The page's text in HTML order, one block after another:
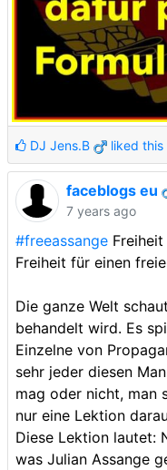
DJ Jens.B liked this
faceblogs eu
7 years ago
#freeassange
Freiheit für einen
Die ganze Welt
behandelt wird. Es
Einzelne von
sehr jeder diesen
mag oder nicht, man
nur eine Lektion
Diese Lektion lautet:
was Julian Assange